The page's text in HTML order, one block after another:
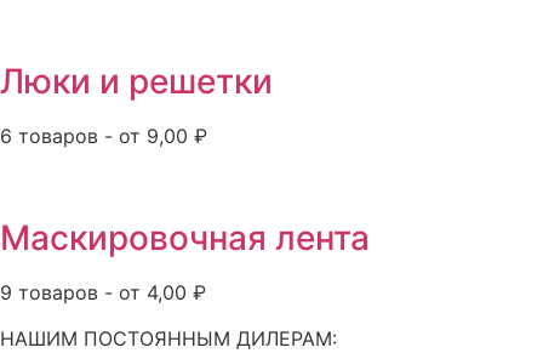
Люки и решетки
6 товаров - от 9,00 ₽
Маскировочная лента
9 товаров - от 4,00 ₽
НАШИМ ПОСТОЯННЫМ ДИЛЕРАМ: